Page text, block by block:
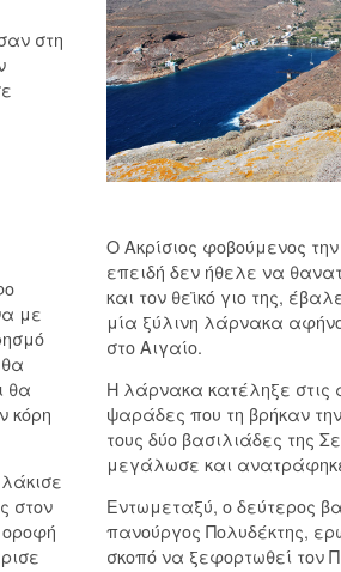
στη
με
θα
κόρη
στον
Ο Ακρίσιος φοβούμενος
επειδή δεν ήθελε να
και τον θεϊκό γιο της,
μία ξύλινη λάρνακα
στο Αιγαίο.
Η λάρνακα κατέληξε στις
ψαράδες που τη βρήκαν
τους δύο βασιλιάδες της
μεγάλωσε και
Εντωμεταξύ, ο δεύτερος
πανούργος Πολυδέκτης,
σκοπό να ξεφορτωθεί τον